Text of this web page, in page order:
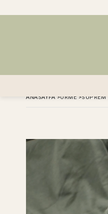
ANASAYFA >ÖRME >SÜPREM